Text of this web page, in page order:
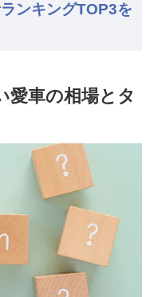
ンキングTOP3を
愛車の相場とタ